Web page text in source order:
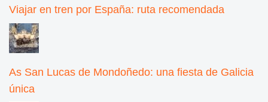
Viajar en tren por España: ruta recomendada
As San Lucas de Mondoñedo: una fiesta de Galicia
única